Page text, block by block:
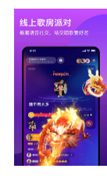
【合唱】---随
在这里和天南
【私信】---声
我们用私信说
【趣味弹幕】
听并用，欣赏
软件亮点
1、你可以对于